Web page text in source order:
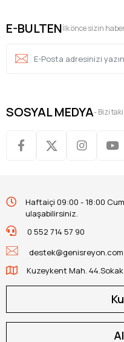
E-BULTENİlk önce sizin
SOSYAL MEDYA- Bizi
Haftaiçi 09:00 - 18:00
ulaşabilirsiniz.
0 552 714 57 90
destek@genisreyon.com
Kuzeykent Mah.